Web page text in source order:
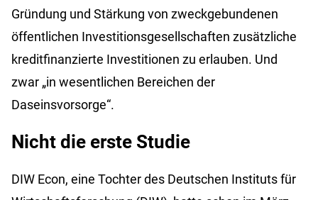
Gründung und Stärkung von zweckgebundenen
öffentlichen Investitionsgesellschaften zusätzliche
kreditfinanzierte Investitionen zu erlauben. Und
zwar „in wesentlichen Bereichen der
Daseinsvorsorge“.
Nicht die erste Studie
DIW Econ, eine Tochter des Deutschen Instituts für